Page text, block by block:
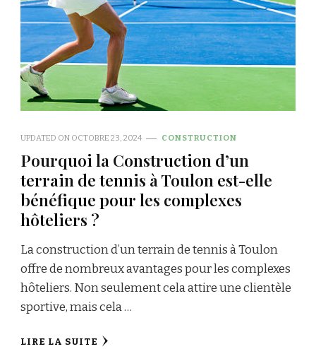
UPDATED ON OCTOBRE 23, 2024 CONSTRUCTION
Pourquoi la Construction d’un
terrain de tennis à Toulon est-elle
bénéfique pour les complexes
hôteliers ?
La construction d’un terrain de tennis à Toulon
offre de nombreux avantages pour les complexes
hôteliers. Non seulement cela attire une clientèle
sportive, mais cela …
LIRE LA SUITE